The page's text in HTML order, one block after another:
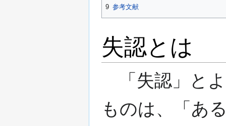
9 参考文献
失認とは
「失認」と
ものは、「あ